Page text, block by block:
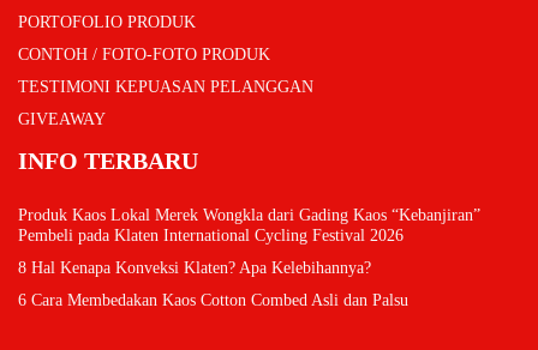
PORTOFOLIO PRODUK
CONTOH / FOTO-FOTO PRODUK
TESTIMONI KEPUASAN PELANGGAN
GIVEAWAY
INFO TERBARU
Produk Kaos Lokal Merek Wongkla dari Gading Kaos “Kebanjiran”
Pembeli pada Klaten International Cycling Festival 2026
8 Hal Kenapa Konveksi Klaten? Apa Kelebihannya?
6 Cara Membedakan Kaos Cotton Combed Asli dan Palsu